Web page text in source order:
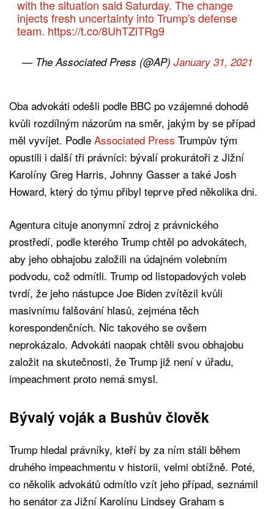
with the situation said Saturday. The change
injects fresh uncertainty into Trump's defense
team. https://t.co/8UhTZlTRg9
— The Associated Press (@AP) January 31, 2021
Oba advokáti odešli podle BBC po vzájemné dohodě
kvůli rozdílným názorům na směr, jakým by se případ
měl vyvíjet. Podle Associated Press Trumpův tým
opustili i další tři právníci: bývalí prokurátoři z Jižní
Karolíny Greg Harris, Johnny Gasser a také Josh
Howard, který do týmu přibyl teprve před několika dni.
Agentura cituje anonymní zdroj z právnického
prostředí, podle kterého Trump chtěl po advokátech,
aby jeho obhajobu založili na údajném volebním
podvodu, což odmítli. Trump od listopadových voleb
tvrdí, že jeho nástupce Joe Biden zvítězil kvůli
masivnímu falšování hlasů, zejména těch
korespondenčních. Nic takového se ovšem
neprokázalo. Advokáti naopak chtěli svou obhajobu
založit na skutečnosti, že Trump již není v úřadu,
impeachment proto nemá smysl.
Bývalý voják a Bushův člověk
Trump hledal právníky, kteří by za ním stáli během
druhého impeachmentu v historii, velmi obtížně. Poté,
co několik advokátů odmítlo vzít jeho případ, seznámil
ho senátor za Jižní Karolínu Lindsey Graham s